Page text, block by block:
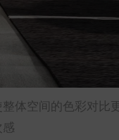
体空间的色彩对